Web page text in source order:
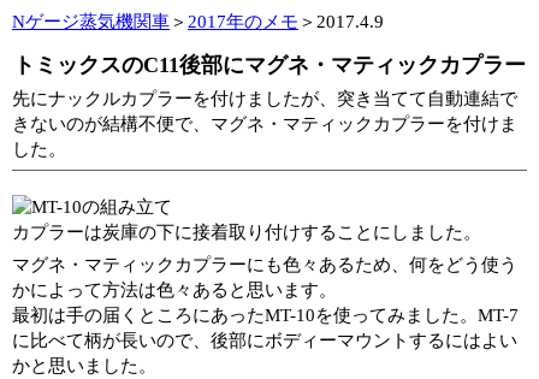
Nゲージ蒸気機関車＞ 2017年のメモ ＞2017.4.9
トミックスのC11後部にマグネ・マティックカプラー
先にナックルカプラーを付けましたが、突き当てて自動連結で
きないのが結構不便で、マグネ・マティックカプラーを付けま
した。
カプラーは炭庫の下に接着取り付けすることにしました。
マグネ・マティックカプラーにも色々あるため、何をどう使う
かによって方法は色々あると思います。
最初は手の届くところにあったMT-10を使ってみました。MT-7
に比べて柄が長いので、後部にボディーマウントするにはよい
かと思いました。